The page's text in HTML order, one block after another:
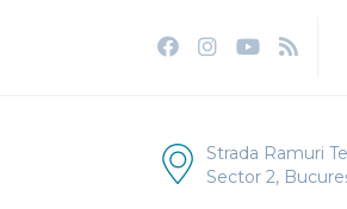
Strada Ramuri
Sector 2,